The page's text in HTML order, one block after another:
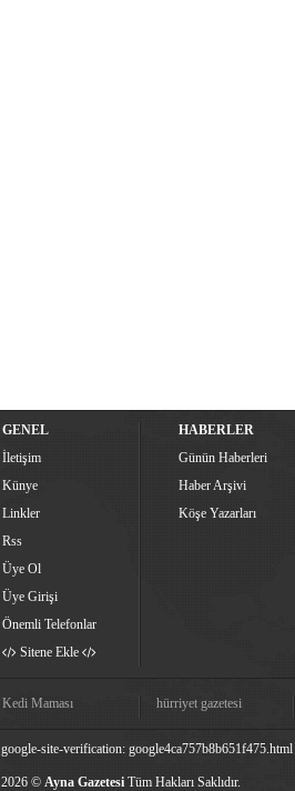
GENEL
İletişim
Künye
Linkler
Rss
Üye Ol
Üye Girişi
Önemli Telefonlar
Sitene Ekle
HABERLER
Günün Haberleri
Haber Arşivi
Köşe Yazarları
Kedi Maması hürriyet gazetesi
google-site-verification: google4ca757b8b651f475.html
2026 © Ayna Gazetesi Tüm Hakları Saklıdır.